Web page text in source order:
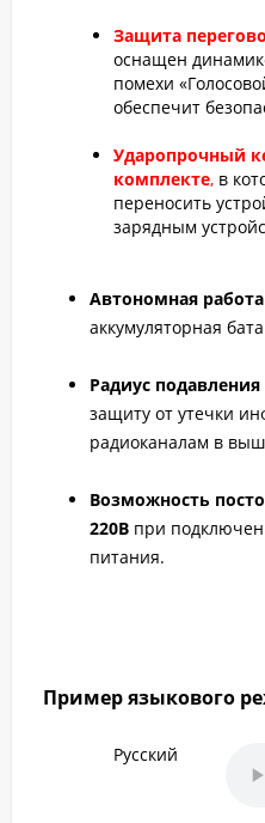
Защита
оснащен
помехи
обеспечит
Ударопрочный
комплекте, в
переносить
зарядным
Автономная
аккумуляторная
Радиус
защиту от утечки
радиоканалам в
Возможность
220В при
питания.
Пример языкового
Русский